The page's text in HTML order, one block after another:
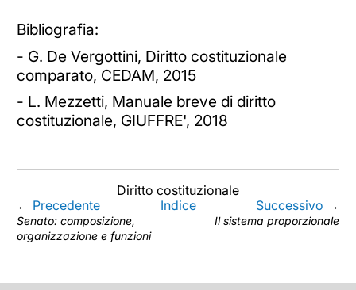
Bibliografia:
- G. De Vergottini, Diritto costituzionale
comparato, CEDAM, 2015
- L. Mezzetti, Manuale breve di diritto
costituzionale, GIUFFRE', 2018
Diritto costituzionale
← Precedente
Senato: composizione,
organizzazione e funzioni
Indice Successivo →
Il sistema proporzionale